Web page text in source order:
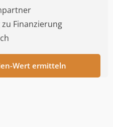
Finanzierung
Wert ermitteln